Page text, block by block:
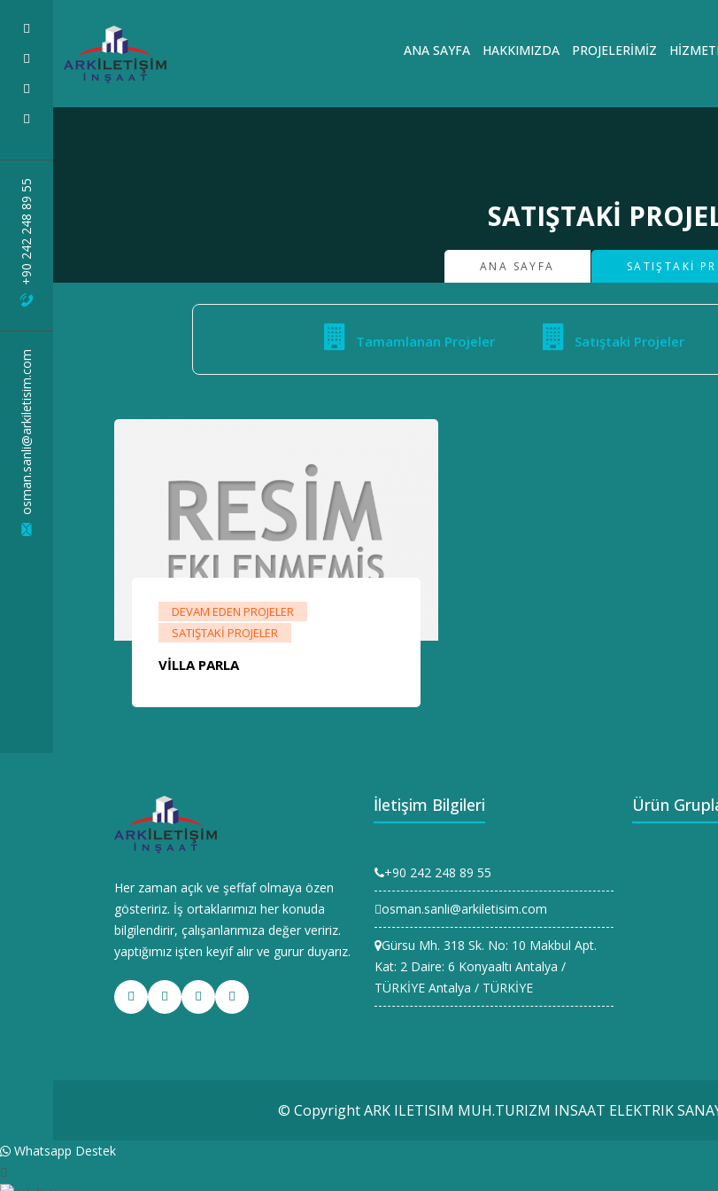
+90 242 248 89 55
osman.sanli@arkiletisim.com
ANA SAYFA HAKKIMIZDA PROJELERIMIZ
SATIŞTAKI
ANA SAYFA SATIŞTAKI
Tamamlanan Projeler Satıştaki Projeler
DEVAM EDEN PROJELER
SATIŞTAKI PROJELER
VILLA PARLA
Her zaman açık ve şeffaf olmaya özen
gösteririz. İş ortaklarımızı her konuda
bilgilendirir, çalışanlarımıza değer veririz.
yaptığımız işten keyif alır ve gurur duyarız.
İletişim Bilgileri
+90 242 248 89 55
osman.sanli@arkiletisim.com
Gürsu Mh. 318 Sk. No: 10 Makbul Apt.
Kat: 2 Daire: 6 Konyaaltı Antalya /
TÜRKİYE Antalya / TÜRKİYE
Ürün
© Copyright ARK ILETISIM MUH.TURIZM INSAAT ELEKTRIK
Whatsapp Destek